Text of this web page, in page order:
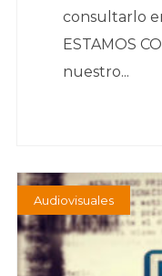
consultarlo
ESTAMOS
nuestro...
Audiovisuales